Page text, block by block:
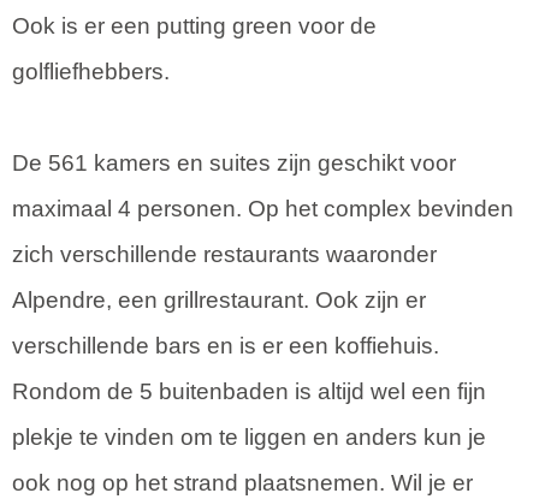
Ook is er een putting green voor de
golfliefhebbers.
De 561 kamers en suites zijn geschikt voor
maximaal 4 personen. Op het complex bevinden
zich verschillende restaurants waaronder
Alpendre, een grillrestaurant. Ook zijn er
verschillende bars en is er een koffiehuis.
Rondom de 5 buitenbaden is altijd wel een fijn
plekje te vinden om te liggen en anders kun je
ook nog op het strand plaatsnemen. Wil je er